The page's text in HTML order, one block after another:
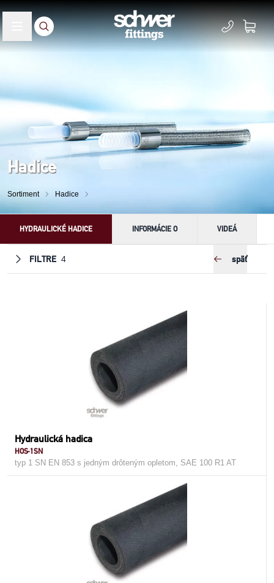
Hadice
Sortiment Hadice
HYDRAULICKÉ HADICE INFORMÁCIE O VIDEÁ
FILTRE 4 späť
Hydraulická hadica
HOS-1SN
typ 1 SN EN 853 s jedným drôteným opletom, SAE 100 R1 AT